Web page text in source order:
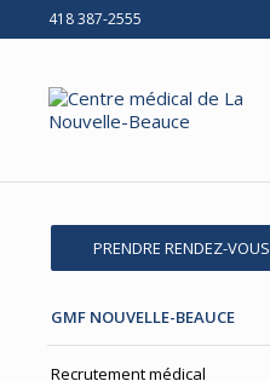
418 387-2555
PRENDRE RENDEZ-VOUS
GMF NOUVELLE-BEAUCE
Recrutement médical